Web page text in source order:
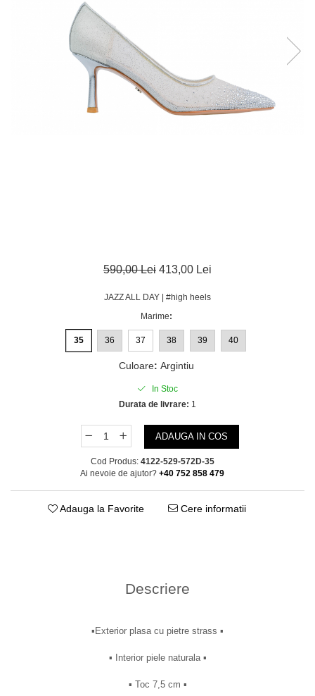
590,00 Lei 413,00 Lei
JAZZ ALL DAY | #high heels
Marime:
35 36 37 38 39 40
Culoare: Argintiu
In Stoc
Durata de livrare: 1
ADAUGA IN COS
Cod Produs: 4122-529-572D-35
Ai nevoie de ajutor? +40 752 858 479
Adauga la Favorite Cere informatii
Descriere
▪︎Exterior plasa cu pietre strass ▪︎
▪︎ Interior piele naturala ▪︎
▪︎ Toc 7,5 cm ▪︎